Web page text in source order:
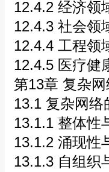
12.4.2 经济领
12.4.3 社会领
12.4.4 工程领
12.4.5 医疗健
第13章 复杂
13.1 复杂网络
13.1.1 整体性
13.1.2 涌现性
13.1.3 自组织